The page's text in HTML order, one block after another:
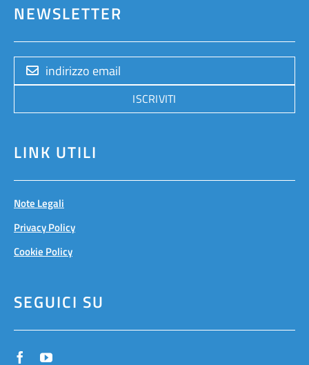
NEWSLETTER
ISCRIVITI
LINK UTILI
Note Legali
Privacy Policy
Cookie Policy
SEGUICI SU